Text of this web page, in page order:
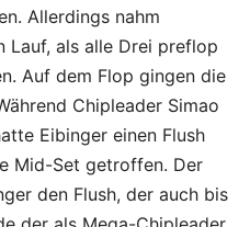
Allerdings nahm
Lauf, als alle Drei preflop
Auf dem Flop gingen die
Chipleader Simao
Eibinger einen Flush
Mid-Set getroffen. Der
den Flush, der auch bis